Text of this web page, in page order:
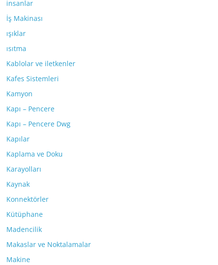
insanlar
İş Makinası
ışıklar
ısıtma
Kablolar ve iletkenler
Kafes Sistemleri
Kamyon
Kapı – Pencere
Kapı – Pencere Dwg
Kapılar
Kaplama ve Doku
Karayolları
Kaynak
Konnektörler
Kütüphane
Madencilik
Makaslar ve Noktalamalar
Makine